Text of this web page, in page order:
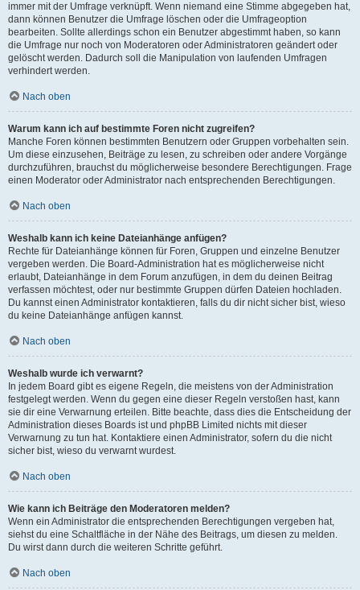
immer mit der Umfrage verknüpft. Wenn niemand eine Stimme abgegeben hat,
dann können Benutzer die Umfrage löschen oder die Umfrageoption
bearbeiten. Sollte allerdings schon ein Benutzer abgestimmt haben, so kann
die Umfrage nur noch von Moderatoren oder Administratoren geändert oder
gelöscht werden. Dadurch soll die Manipulation von laufenden Umfragen
verhindert werden.
Nach oben
Warum kann ich auf bestimmte Foren nicht zugreifen?
Manche Foren können bestimmten Benutzern oder Gruppen vorbehalten sein.
Um diese einzusehen, Beiträge zu lesen, zu schreiben oder andere Vorgänge
durchzuführen, brauchst du möglicherweise besondere Berechtigungen. Frage
einen Moderator oder Administrator nach entsprechenden Berechtigungen.
Nach oben
Weshalb kann ich keine Dateianhänge anfügen?
Rechte für Dateianhänge können für Foren, Gruppen und einzelne Benutzer
vergeben werden. Die Board-Administration hat es möglicherweise nicht
erlaubt, Dateianhänge in dem Forum anzufügen, in dem du deinen Beitrag
verfassen möchtest, oder nur bestimmte Gruppen dürfen Dateien hochladen.
Du kannst einen Administrator kontaktieren, falls du dir nicht sicher bist, wieso
du keine Dateianhänge anfügen kannst.
Nach oben
Weshalb wurde ich verwarnt?
In jedem Board gibt es eigene Regeln, die meistens von der Administration
festgelegt werden. Wenn du gegen eine dieser Regeln verstoßen hast, kann
sie dir eine Verwarnung erteilen. Bitte beachte, dass dies die Entscheidung der
Administration dieses Boards ist und phpBB Limited nichts mit dieser
Verwarnung zu tun hat. Kontaktiere einen Administrator, sofern du die nicht
sicher bist, wieso du verwarnt wurdest.
Nach oben
Wie kann ich Beiträge den Moderatoren melden?
Wenn ein Administrator die entsprechenden Berechtigungen vergeben hat,
siehst du eine Schaltfläche in der Nähe des Beitrags, um diesen zu melden.
Du wirst dann durch die weiteren Schritte geführt.
Nach oben